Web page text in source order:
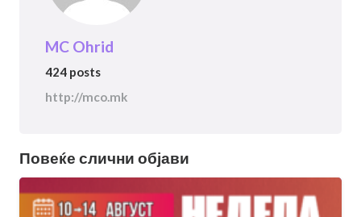
MC Ohrid
424 posts
http://mco.mk
Повеќе слични објави